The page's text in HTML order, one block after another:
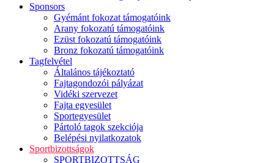
Sponsors
Gyémánt fokozat támogatóink
Arany fokozatú támogatóink
Ezüst fokozatú támogatóink
Bronz fokozatú támogatóink
Tagfelvétel
Általános tájékoztató
Fajtagondozói pályázat
Vidéki szervezet
Fajta egyesület
Sportegyesület
Pártoló tagok szekciója
Belépési nyilatkozatok
Sportbizottságok
SPORTBIZOTTSÁG